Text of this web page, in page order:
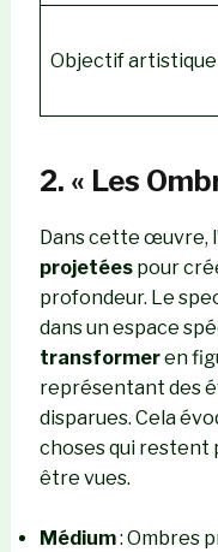
Objectif artistique
2. « Les
Dans cette œuvre,
projetéespour
profondeur. Le
dans un espace
transformeren
représentant des
disparues. Cela
choses qui restent
être vues.
Médium: Ombres